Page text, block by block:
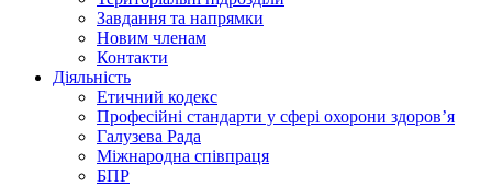
Завдання та напрямки
Новим членам
Контакти
Діяльність
Етичний кодекс
Професійні стандарти у сфері охорони здоров’я
Галузева Рада
Міжнародна співпраця
БПР